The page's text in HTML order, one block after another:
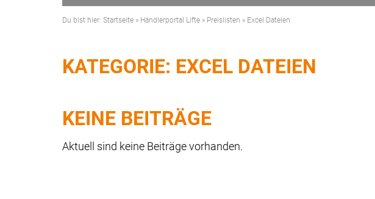
Du bist hier: Startseite » Händlerportal Lifte » Preislisten » Excel Dateien
KATEGORIE: EXCEL DATEIEN
KEINE BEITRÄGE
Aktuell sind keine Beiträge vorhanden.